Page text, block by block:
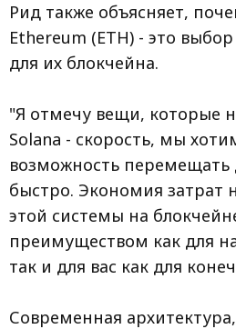
Рид также объясняет,
Ethereum (ETH) - это
для их блокчейна.
"Я отмечу вещи, которые
Solana - скорость, мы
возможность перемещать
быстро. Экономия затрат
этой системы на
преимуществом как для
так и для вас как для
Современная